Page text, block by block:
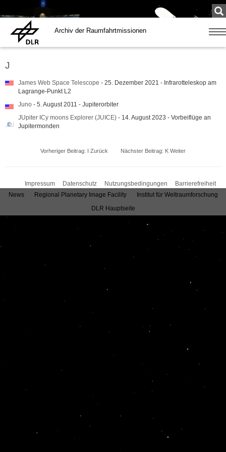
Archiv der Raumfahrtmissionen
Zeige
J
James Web Space Telescope - 25. Dezember 2021 - Infrarotteleskop am
Lagrange-Punkt L2
Juno - 5. August 2011 - Jupiterorbiter
JUpiter ICy moons Explorer (JUICE) - 14. August 2023 - Vorbeiflüge an
Jupitermonden
Vorheriger Beitrag: I Zurück Nächster Beitrag: K Weiter
Impressum Datenschutz Nutzungsbedingungen
Barrierefreiheit
News
Regional Planetary Image Facility
Institut für Weltraumforschung
DLR Hauptseite